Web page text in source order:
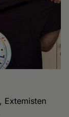
Extemisten